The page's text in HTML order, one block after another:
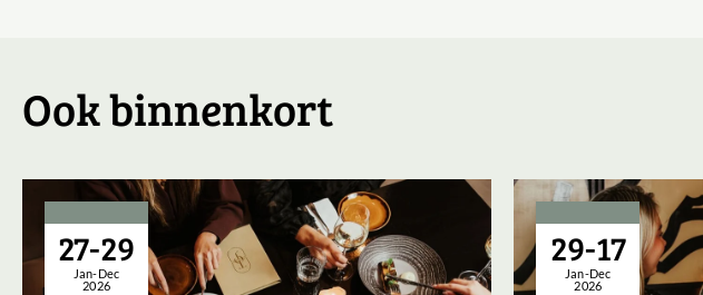
Ook binnenkort
27-29
Jan-Dec
2026
29-17
Jan-Dec
2026